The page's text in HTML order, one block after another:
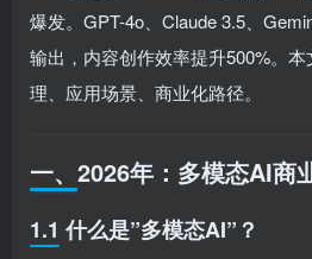
爆发。GPT-4o、Claude 3.5、
输出，内容创作效率提升500%。
理、应用场景、商业化路径。
一、2026年：多模态AI商
1.1 什么是”多模态AI”？